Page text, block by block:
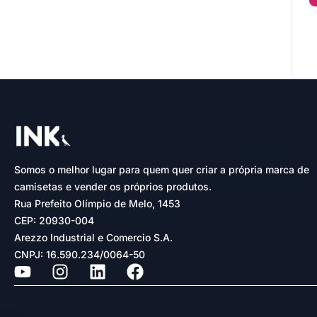
Somos o melhor lugar para quem quer criar a própria marca de
camisetas e vender os próprios produtos.
Rua Prefeito Olímpio de Melo, 1453
CEP: 20930-004
Arezzo Industrial e Comercio S.A.
CNPJ: 16.590.234/0064-50